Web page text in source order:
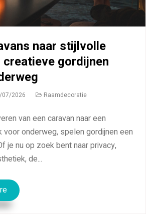
naar stijlvolle
creatieve gordijnen
07/2026 Raamdecoratie
van een caravan naar een
onderweg, spelen gordijnen een
je nu op zoek bent naar privacy,
de...